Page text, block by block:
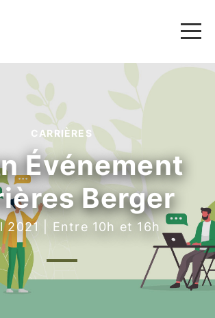
CARRIÈRES
Événement
Berger
2021 | Entre 10h et 16h